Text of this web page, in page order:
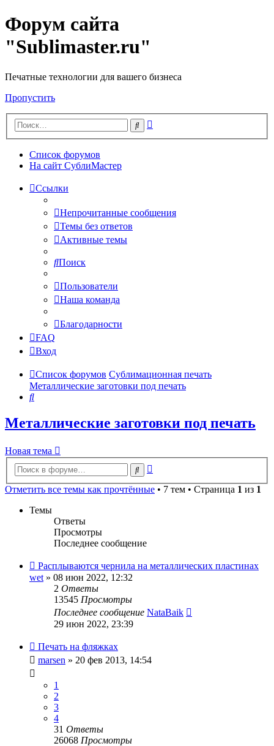
Форум сайта
"Sublimaster.ru"
Печатные технологии для вашего бизнеса
Пропустить
Поиск
Список форумов
На сайт СублиМастер
Ссылки
Непрочитанные сообщения
Темы без ответов
Активные темы
Поиск
Пользователи
Наша команда
Благодарности
FAQ
Вход
Список форумов Сублимационная печать
Металлические заготовки под печать
Поиск
Металлические заготовки под печать
Новая тема
Поиск
Отметить все темы как прочтённые • 7 тем • Страница 1 из 1
Темы
Ответы
Просмотры
Последнее сообщение
Расплываются чернила на металлических пластинах
wet » 08 июн 2022, 12:32
2 Ответы
13545 Просмотры
Последнее сообщение NataBaik
29 июн 2022, 23:39
Печать на фляжках
marsen » 20 фев 2013, 14:54
1
2
3
4
31 Ответы
26068 Просмотры